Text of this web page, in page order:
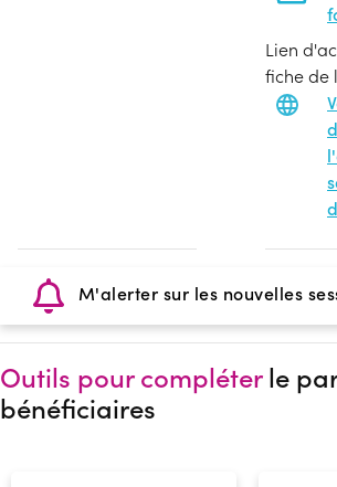
Lien
fiche de
M'alerter sur les nouvelles
Outils pour compléterle
bénéficiaires